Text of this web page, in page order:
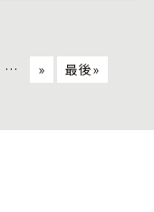
… » 最後»